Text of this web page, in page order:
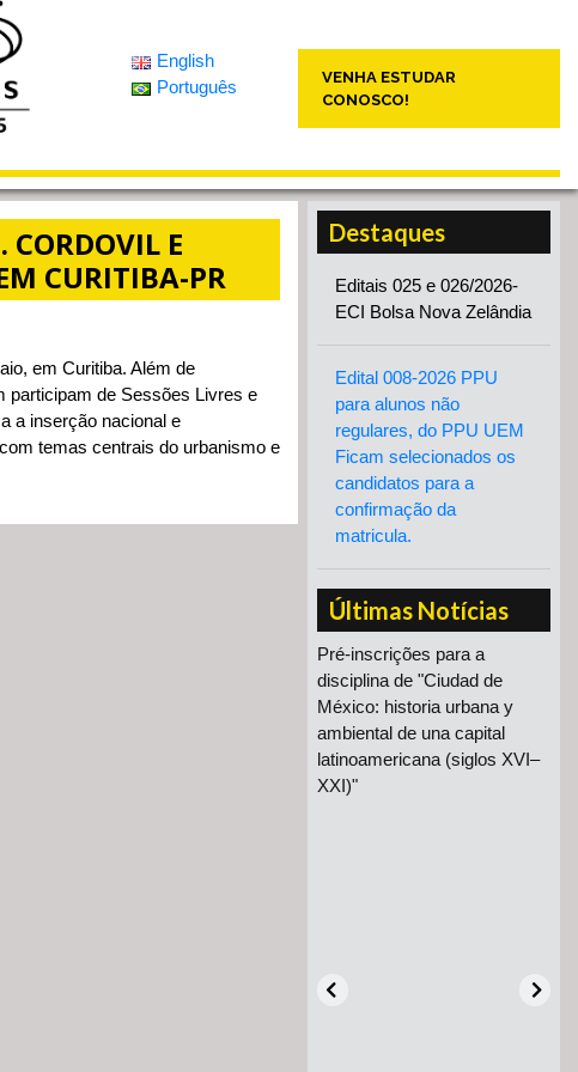
VENHA ESTUDAR
CONOSCO!
English
Português
CORDOVIL E
CURITIBA-PR
em Curitiba. Além de
participam de Sessões Livres e
a inserção nacional e
temas centrais do urbanismo e
Destaques
Editais 025 e 026/2026-
ECI Bolsa Nova Zelândia
Edital 008-2026 PPU
para alunos não
regulares, do PPU UEM
Ficam selecionados os
candidatos para a
confirmação da
matricula.
Últimas Notícias
Pré-inscrições para a
disciplina de "Ciudad de
México: historia urbana y
ambiental de una capital
latinoamericana (siglos XVI–